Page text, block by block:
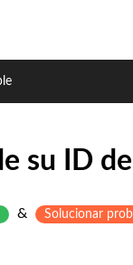
su ID
& Solucionar